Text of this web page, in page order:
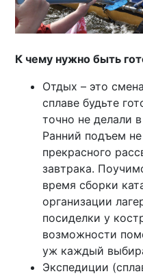
К чему нужно быть
Отдых – это
сплаве будьте
точно не делали
Ранний подъем
прекрасного
завтрака.
время сборки
организации
посиделки у
возможности
уж каждый
Экспедиции